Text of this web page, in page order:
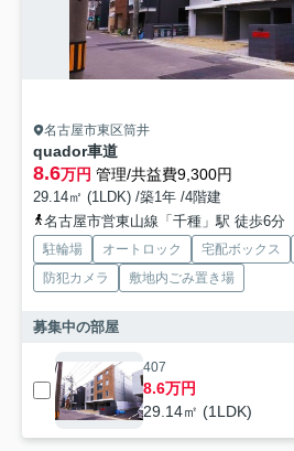
名古屋市東区筒井
quador車道
8.6万円 管理/共益費9,300円
29.14㎡ (1LDK) /築1年 /4階建
名古屋市営東山線「千種」駅 徒歩6分
駐輪場 オートロック 宅配ボックス
防犯カメラ
敷地内ごみ置き場
募集中の部屋
407
8.6万円
29.14㎡ (1LDK)